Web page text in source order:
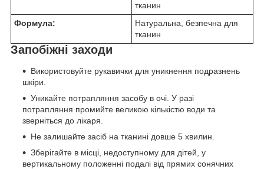
тканин
Формула:
Натуральна, безпечна для
тканин
Запобіжні заходи
Використовуйте рукавички для уникнення подразнень
шкіри.
Уникайте потрапляння засобу в очі. У разі
потрапляння промийте великою кількістю води та
зверніться до лікаря.
Не залишайте засіб на тканині довше 5 хвилин.
Зберігайте в місці, недоступному для дітей, у
вертикальному положенні подалі від прямих сонячних